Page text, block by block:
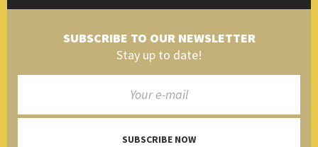
SUBSCRIBE TO OUR NEWSLETTER
Stay up to date!
SUBSCRIBE NOW